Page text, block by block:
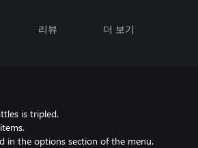
리뷰 더 보기
is tripled.
in the options section of the menu.